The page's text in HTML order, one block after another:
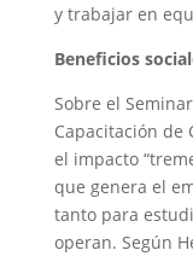
y trabajar en
Beneficios
Sobre el
Capacitación de
el impacto
que genera el
tanto para
operan. Según